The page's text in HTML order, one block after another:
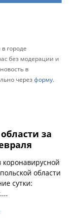
городе
без модерации и
в
черезформу.
за
области
сутки: